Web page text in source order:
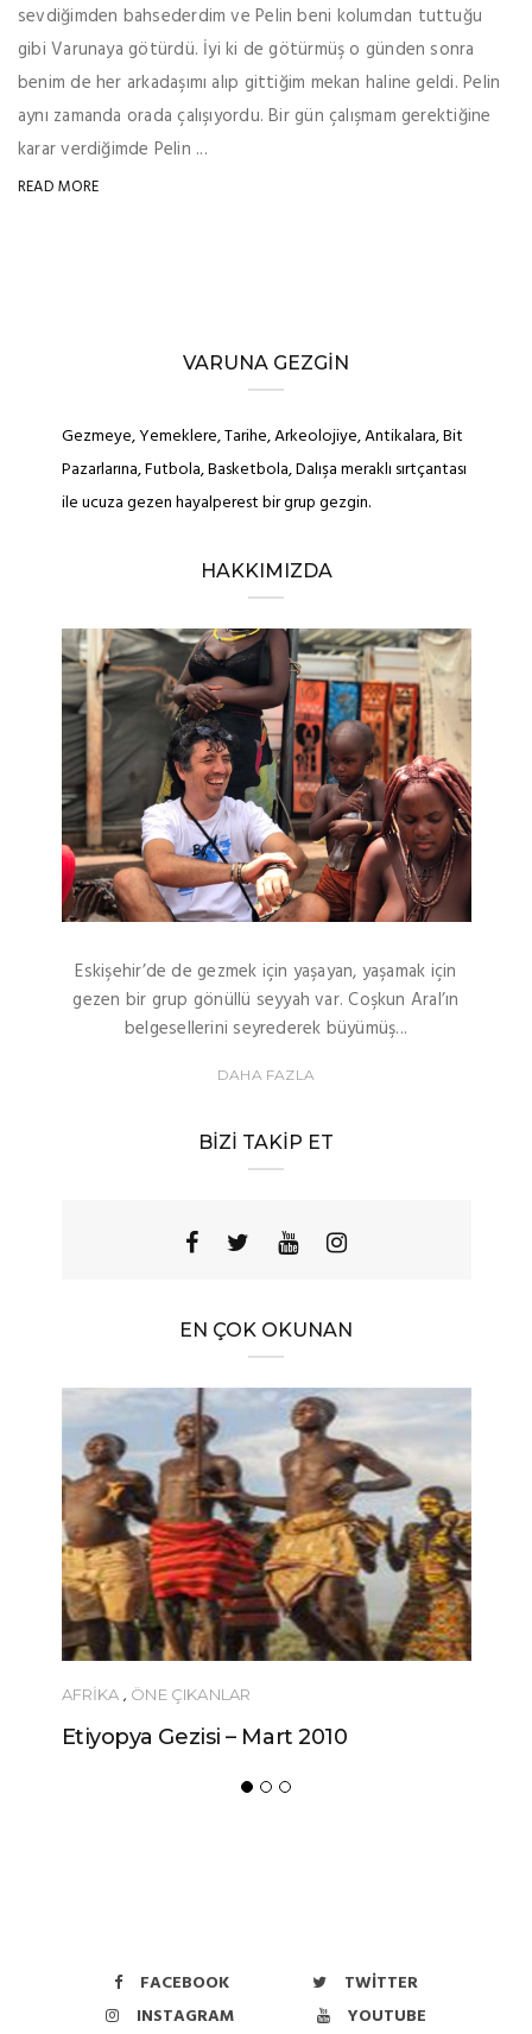
sevdiğimden bahsederdim ve Pelin beni kolumdan tuttuğu
gibi Varunaya götürdü. İyi ki de götürmüş o günden sonra
benim de her arkadaşımı alıp gittiğim mekan haline geldi. Pelin
aynı zamanda orada çalışıyordu. Bir gün çalışmam gerektiğine
karar verdiğimde Pelin ...
READ MORE
VARUNA GEZGIN
Gezmeye, Yemeklere, Tarihe, Arkeolojiye, Antikalara, Bit
Pazarlarına, Futbola, Basketbola, Dalışa meraklı sırtçantası
ile ucuza gezen hayalperest bir grup gezgin.
HAKKIMIZDA
Eskişehir’de de gezmek için yaşayan, yaşamak için
gezen bir grup gönüllü seyyah var. Coşkun Aral’ın
belgesellerini seyrederek büyümüş...
DAHA FAZLA
BIZI TAKIP ET
EN ÇOK OKUNAN
AFRIKA , ÖNE ÇIKANLAR
Etiyopya Gezisi – Mart 2010
FACEBOOK
TWITTER
INSTAGRAM
YOUTUBE